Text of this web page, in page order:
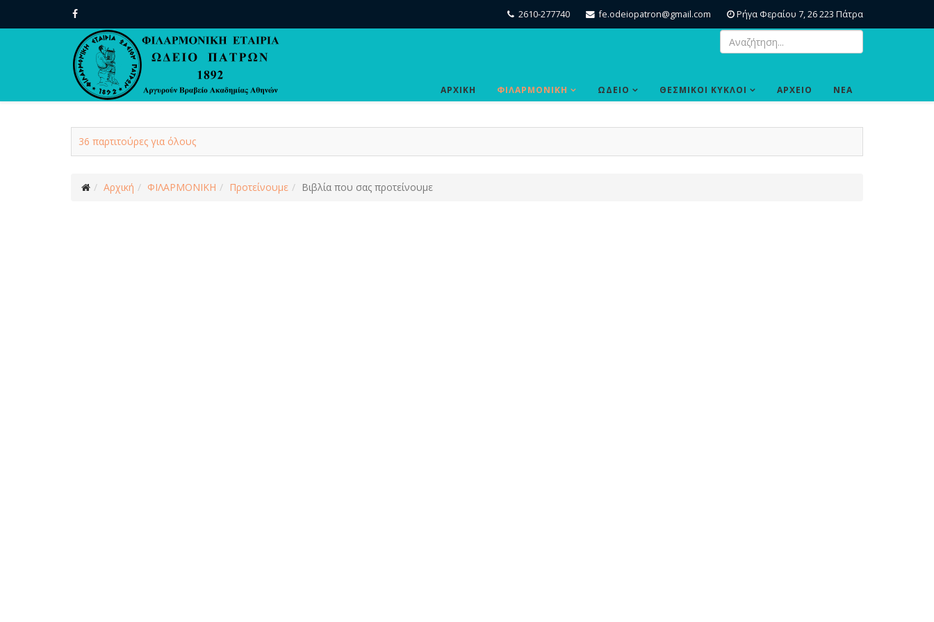
2610-277740 fe.odeiopatron@gmail.com Ρήγα Φεραίου 7, 26 223 Πάτρα
ΑΡΧΙΚΗ ΦΙΛΑΡΜΟΝΙΚΗ ΩΔΕΙΟ ΘΕΣΜΙΚΟΙ ΚΥΚΛΟΙ ΑΡΧΕΙΟ ΝΕΑ
36 παρτιτούρες για όλους
Αρχική ΦΙΛΑΡΜΟΝΙΚΗ Προτείνουμε Βιβλία που σας προτείνουμε